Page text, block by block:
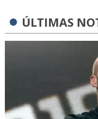
ÚLTIMAS